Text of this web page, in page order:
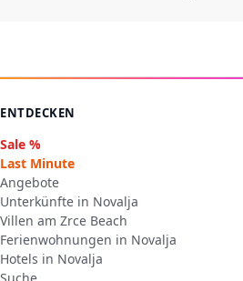
ENTDECKEN
Sale %
Last Minute
Angebote
Unterkünfte in Novalja
Villen am Zrce Beach
Ferienwohnungen in Novalja
Hotels in Novalja
Suche